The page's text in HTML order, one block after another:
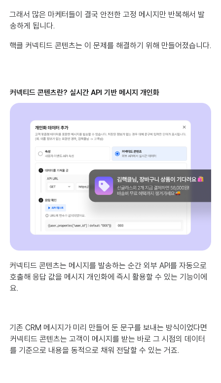
그래서 많은 마케터들이 결국 안전한 고정 메시지만 반복해서 발
송하게 됩니다.
핵클 커넥티드 콘텐츠는 이 문제를 해결하기 위해 만들어졌습니다.
커넥티드 콘텐츠란? 실시간 API 기반 메시지 개인화
커넥티드 콘텐츠는 메시지를 발송하는 순간 외부 API를 자동으로
호출해 응답 값을 메시지 개인화에 즉시 활용할 수 있는 기능이에
요.
기존 CRM 메시지가 미리 만들어 둔 문구를 보내는 방식이었다면
커넥티드 콘텐츠는 고객이 메시지를 받는 바로 그 시점의 데이터
를 기준으로 내용을 동적으로 채워 전달할 수 있는 거죠.